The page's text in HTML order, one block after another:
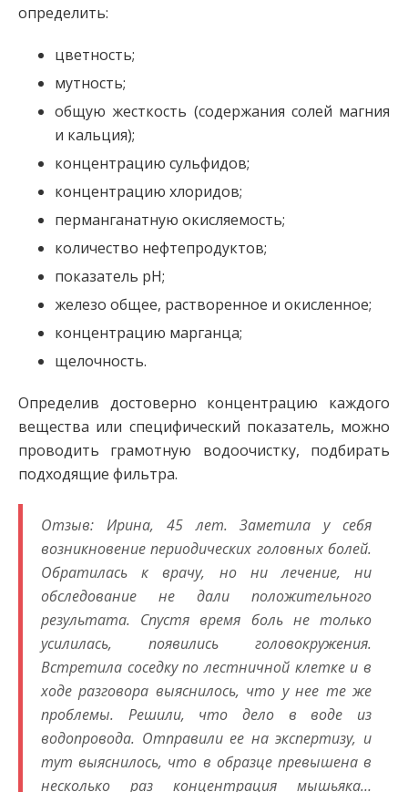
определить:
цветность;
мутность;
общую жесткость (содержания солей магния
и кальция);
концентрацию сульфидов;
концентрацию хлоридов;
перманганатную окисляемость;
количество нефтепродуктов;
показатель рН;
железо общее, растворенное и окисленное;
концентрацию марганца;
щелочность.
Определив достоверно концентрацию каждого
вещества или специфический показатель, можно
проводить грамотную водоочистку, подбирать
подходящие фильтра.
Отзыв: Ирина, 45 лет. Заметила у себя
возникновение периодических головных болей.
Обратилась к врачу, но ни лечение, ни
обследование не дали положительного
результата. Спустя время боль не только
усилилась, появились головокружения.
Встретила соседку по лестничной клетке и в
ходе разговора выяснилось, что у нее те же
проблемы. Решили, что дело в воде из
водопровода. Отправили ее на экспертизу, и
тут выяснилось, что в образце превышена в
несколько раз концентрация мышьяка…